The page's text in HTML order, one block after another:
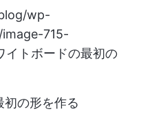
wp-
715-
イトボードの最初の
の形を作る